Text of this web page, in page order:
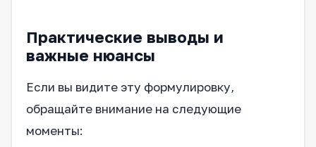
Практические выводы и
важные нюансы
Если вы видите эту формулировку,
обращайте внимание на следующие
моменты: